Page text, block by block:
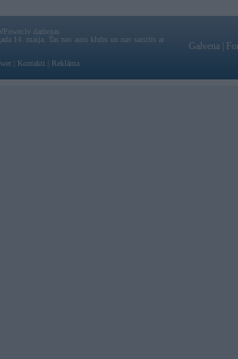
darbojas
14. maija. Tas nav auto klubs un nav saistīts ar
Kontakti Reklāma
Galvena